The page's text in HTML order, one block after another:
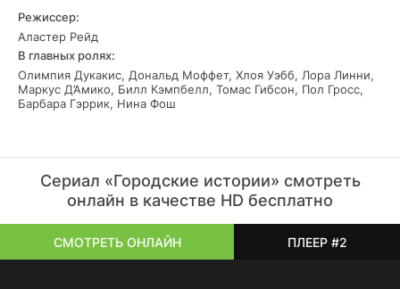
Режиссер:
Аластер Рейд
В главных ролях:
Олимпия Дукакис, Дональд Моффет, Хлоя Уэбб, Лора Линни,
Маркус Д’Амико, Билл Кэмпбелл, Томас Гибсон, Пол Гросс,
Барбара Гэррик, Нина Фош
Сериал «Городские истории» смотреть
онлайн в качестве HD бесплатно
СМОТРЕТЬ ОНЛАЙН ПЛЕЕР #2